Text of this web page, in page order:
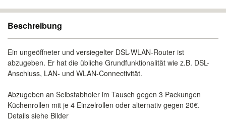
Beschreibung
Ein ungeöffneter und versiegelter DSL-WLAN-Router ist
abzugeben. Er hat die übliche Grundfunktionalität wie z.B. DSL-
Anschluss, LAN- und WLAN-Connectivität.
Abzugeben an Selbstabholer im Tausch gegen 3 Packungen
Küchenrollen mit je 4 Einzelrollen oder alternativ gegen 20€.
Details siehe Bilder